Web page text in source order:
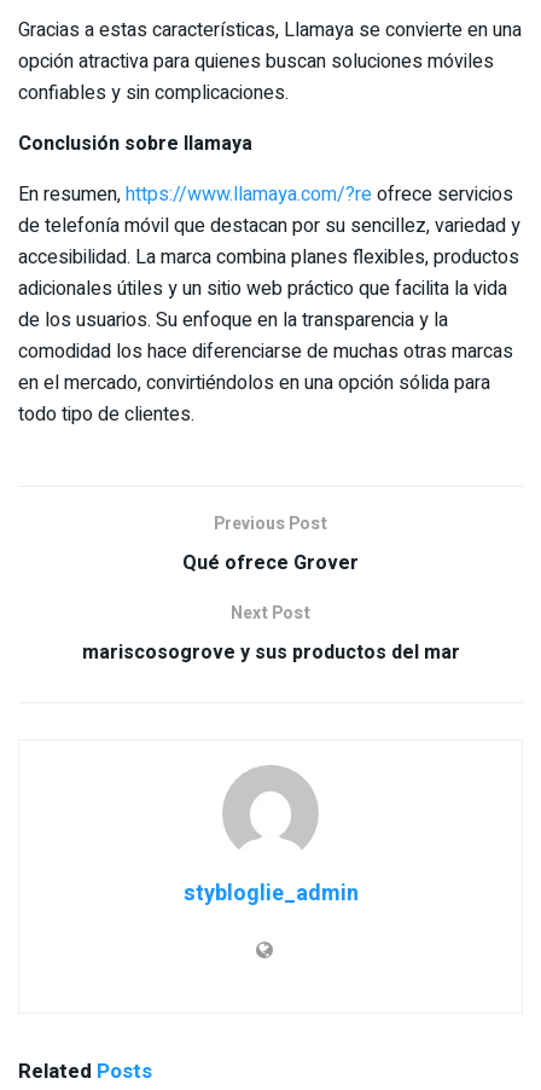
Gracias a estas características, Llamaya se convierte en una
opción atractiva para quienes buscan soluciones móviles
confiables y sin complicaciones.
Conclusión sobre llamaya
En resumen,https://www.llamaya.com/?reofrece servicios
de telefonía móvil que destacan por su sencillez, variedad y
accesibilidad. La marca combina planes flexibles, productos
adicionales útiles y un sitio web práctico que facilita la vida
de los usuarios. Su enfoque en la transparencia y la
comodidad los hace diferenciarse de muchas otras marcas
en el mercado, convirtiéndolos en una opción sólida para
todo tipo de clientes.
Previous Post
Qué ofrece Grover
Next Post
mariscosogrove y sus productos del mar
stybloglie_admin
Related Posts